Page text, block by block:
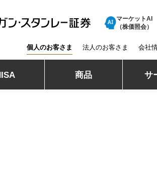
スタンレー証券
マーケットAI
（株価照会）
商品 サ
個人のお客さま 法人のお客さま 会社